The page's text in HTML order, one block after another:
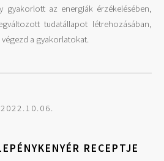
gyakorlott az energiák érzékelésében,
tudatállapot létrehozásában,
a gyakorlatokat.
2022.10.06.
RECEPTJE